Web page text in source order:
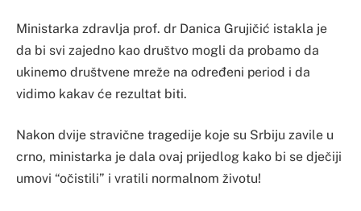
Ministarka zdravlja prof. dr Danica Grujičić istakla je
da bi svi zajedno kao društvo mogli da probamo da
ukinemo društvene mreže na određeni period i da
vidimo kakav će rezultat biti.
Nakon dvije stravične tragedije koje su Srbiju zavile u
crno, ministarka je dala ovaj prijedlog kako bi se dječiji
umovi “očistili” i vratili normalnom životu!